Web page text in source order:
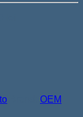
OEM